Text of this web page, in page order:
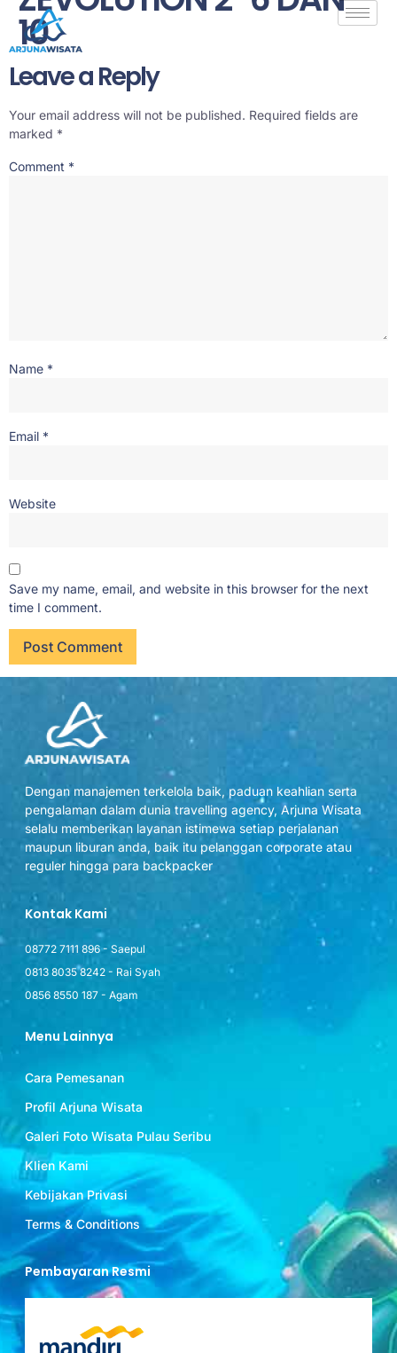
10
Leave a Reply
Your email address will not be published. Required fields are
marked *
Comment *
Name *
Email *
Website
Save my name, email, and website in this browser for the next
time I comment.
Dengan manajemen terkelola baik, paduan keahlian serta
pengalaman dalam dunia travelling agency, Arjuna Wisata
selalu memberikan layanan istimewa setiap perjalanan
maupun liburan anda, baik itu pelanggan corporate atau
reguler hingga para backpacker
Kontak Kami
08772 7111 896 - Saepul
0813 8035 8242 - Rai Syah
0856 8550 187 - Agam
Menu Lainnya
Cara Pemesanan
Profil Arjuna Wisata
Galeri Foto Wisata Pulau Seribu
Klien Kami
Kebijakan Privasi
Terms & Conditions
Pembayaran Resmi